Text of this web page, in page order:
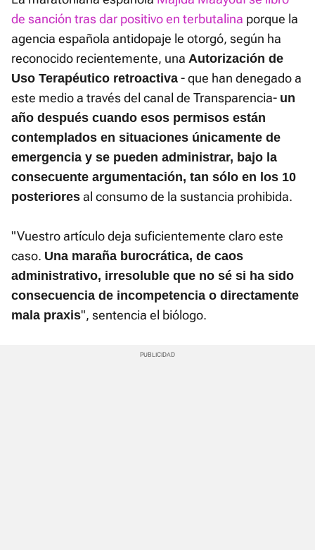
de sanción tras dar positivo en terbutalina porque la
agencia española antidopaje le otorgó, según ha
reconocido recientemente, una Autorización de
Uso Terapéutico retroactiva - que han denegado a
este medio a través del canal de Transparencia- un
año después cuando esos permisos están
contemplados en situaciones únicamente de
emergencia y se pueden administrar, bajo la
consecuente argumentación, tan sólo en los 10
posteriores al consumo de la sustancia prohibida.
"Vuestro artículo deja suficientemente claro este
caso. Una maraña burocrática, de caos
administrativo, irresoluble que no sé si ha sido
consecuencia de incompetencia o directamente
mala praxis", sentencia el biólogo.